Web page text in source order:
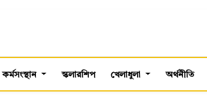
কর্মসংস্থান স্কলারশিপ খেলাধুলা অর্থনীতি